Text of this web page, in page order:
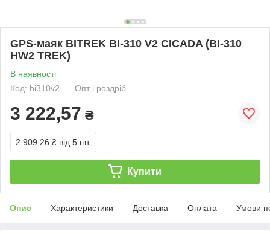
GPS-маяк BITREK BI-310 V2 CICADA (BI-310
HW2 TREK)
В наявності
Код: bi310v2
Опт і роздріб
3 222,57 ₴
2 909,26 ₴ від 5 шт.
Купити
Опис Характеристики Доставка Оплата Умови